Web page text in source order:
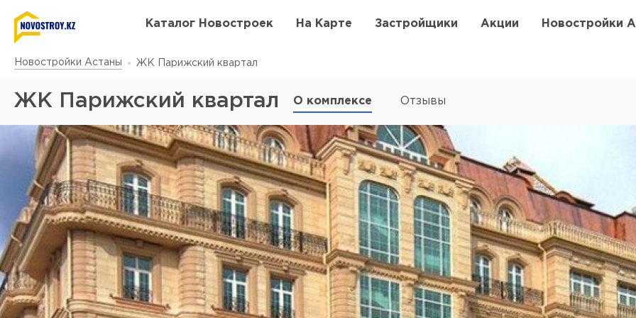
Каталог Новостроек На Карте Застройщики Акции Новостройки
Новостройки Астаны ЖК Парижский квартал
ЖК Парижский квартал О комплексе Отзывы